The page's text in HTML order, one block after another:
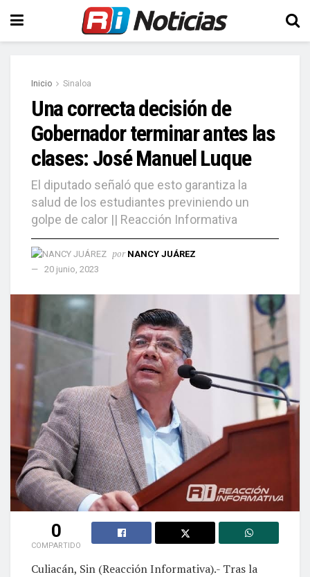
Inicio Sinaloa
Una correcta decisión de
Gobernador terminar antes las
clases: José Manuel Luque
El diputado señaló que esto garantiza la
salud de los estudiantes previniendo un
golpe de calor || Reacción Informativa
por NANCY JUÁREZ
20 junio, 2023
0
COMPARTIDO
Culiacán, Sin (Reacción Informativa).- Tras la